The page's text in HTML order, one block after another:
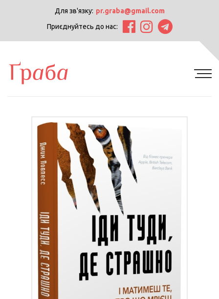
Для зв'язку: pr.graba@gmail.com
Приєднуйтесь до нас: